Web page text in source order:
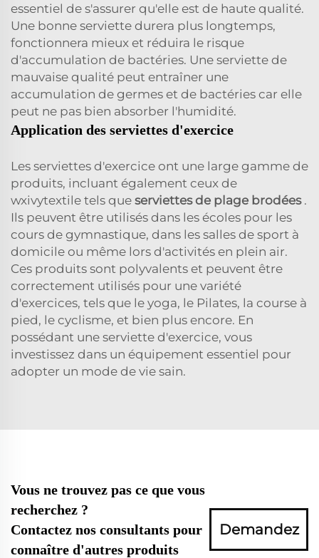
essentiel de s'assurer qu'elle est de haute qualité.
Une bonne serviette durera plus longtemps,
fonctionnera mieux et réduira le risque
d'accumulation de bactéries. Une serviette de
mauvaise qualité peut entraîner une
accumulation de germes et de bactéries car elle
peut ne pas bien absorber l'humidité.
Application des serviettes d'exercice
Les serviettes d'exercice ont une large gamme de
produits, incluant également ceux de
wxivytextile tels que serviettes de plage brodées .
Ils peuvent être utilisés dans les écoles pour les
cours de gymnastique, dans les salles de sport à
domicile ou même lors d'activités en plein air.
Ces produits sont polyvalents et peuvent être
correctement utilisés pour une variété
d'exercices, tels que le yoga, le Pilates, la course à
pied, le cyclisme, et bien plus encore. En
possédant une serviette d'exercice, vous
investissez dans un équipement essentiel pour
adopter un mode de vie sain.
Vous ne trouvez pas ce que vous
recherchez ?
Contactez nos consultants pour
connaître d'autres produits
Demandez